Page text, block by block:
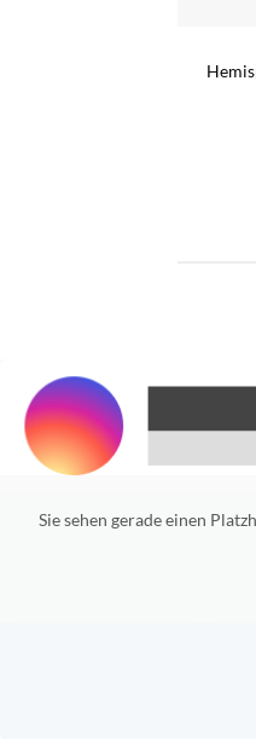
Sie sehen gerade einen